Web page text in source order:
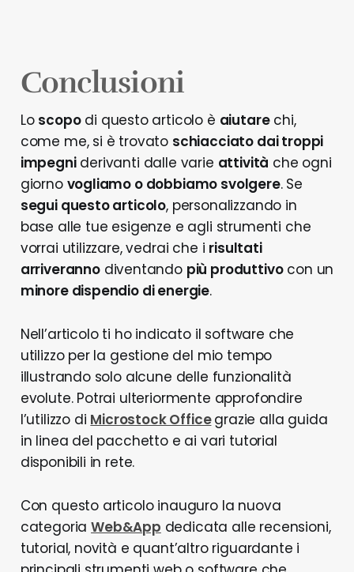
Conclusioni
Lo scopodi questo articolo è aiutarechi,
come me, si è trovato schiacciato dai troppi
impegniderivanti dalle varie attività che ogni
giorno vogliamo o dobbiamo svolgere. Se
segui questo articolo, personalizzando in
base alle tue esigenze e agli strumenti che
vorrai utilizzare, vedrai che i risultati
arriverannodiventando più produttivocon un
minore dispendio di energie.
Nell’articolo ti ho indicato il software che
utilizzo per la gestione del mio tempo
illustrando solo alcune delle funzionalità
evolute. Potrai ulteriormente approfondire
l’utilizzo di Microstock Officegrazie alla guida
in linea del pacchetto e ai vari tutorial
disponibili in rete.
Con questo articolo inauguro la nuova
categoriaWeb&App dedicata alle recensioni,
tutorial, novità e quant’altro riguardante i